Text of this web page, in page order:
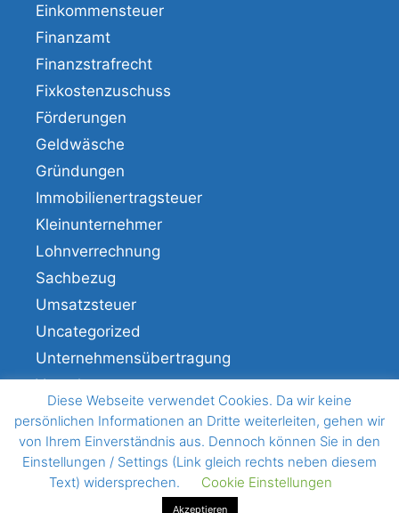
Einkommensteuer
Finanzamt
Finanzstrafrecht
Fixkostenzuschuss
Förderungen
Geldwäsche
Gründungen
Immobilienertragsteuer
Kleinunternehmer
Lohnverrechnung
Sachbezug
Umsatzsteuer
Uncategorized
Unternehmensübertragung
Veranlagung
Verfahren
© 2026 BHM Wirtschaftstreuhand• Erstellt mit
Diese Webseite verwendet Cookies. Da wir keine
persönlichen Informationen an Dritte weiterleiten, gehen wir
von Ihrem Einverständnis aus. Dennoch können Sie in den
Einstellungen / Settings (Link gleich rechts neben diesem
Text) widersprechen.
Cookie Einstellungen
Akzeptieren